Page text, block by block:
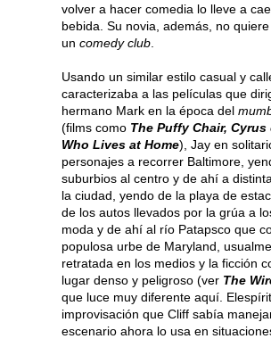
volver a hacer comedia lo lleve a
bebida. Su novia, además, no
un comedy club
Usando un similar estilo casual y
caracterizaba a las películas que
hermano Mark en la época del
(films como The Puffy Chair, Cyrus
Who Lives at Home), Jay en
personajes a recorrer Baltimore,
suburbios al centro y de ahí a
la ciudad, yendo de la playa de
de los autos llevados por la grúa a
moda y de ahí al río Patapsco que
populosa urbe de Maryland,
retratada en los medios y la ficción
lugar denso y peligroso (ver The
que luce muy diferente aquí.
improvisación que Cliff sabía
escenario ahora lo usa en